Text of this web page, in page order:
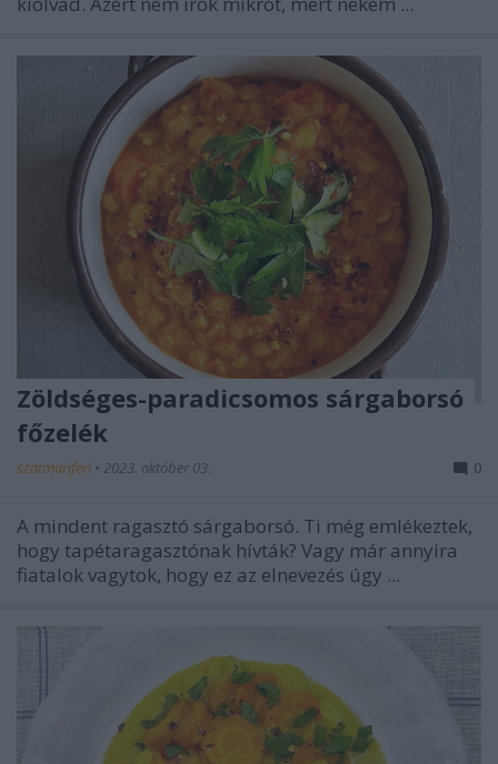
Zöldséges-paradicsomos sárgaborsó
főzelék
szatmariferi • 2023. október 03. 0
A mindent ragasztó sárgaborsó. Ti még emlékeztek,
hogy tapétaragasztónak hívták? Vagy már annyira
fiatalok vagytok, hogy ez az elnevezés úgy ...